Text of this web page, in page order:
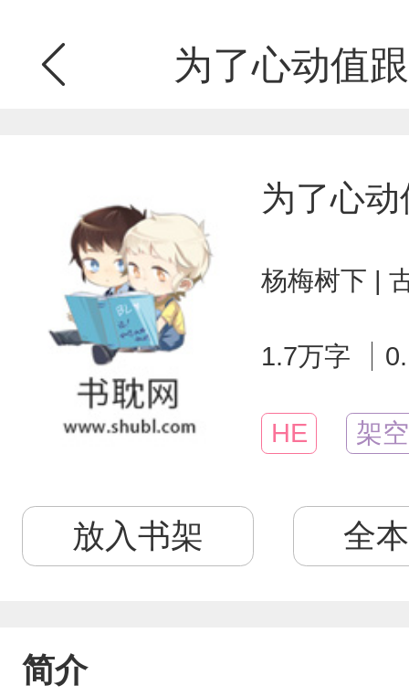
为了心动值
为了心
杨梅树下 |
1.7万字
HE 架空
放入书架 全
简介